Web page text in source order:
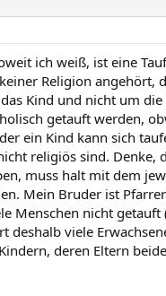
ich weiß, ist eine
Religion angehört,
Kind und nicht um die
getauft werden,
ein Kind kann sich
religiös sind. Denke,
muss halt mit dem
Mein Bruder ist
Menschen nicht getauft
deshalb viele
deren Eltern